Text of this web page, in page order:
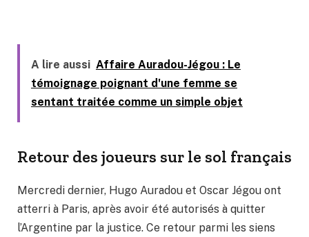
A lire aussi Affaire Auradou-Jégou : Le
témoignage poignant d'une femme se
sentant traitée comme un simple objet
Retour des joueurs sur le sol français
Mercredi dernier, Hugo Auradou et Oscar Jégou ont
atterri à Paris, après avoir été autorisés à quitter
l’Argentine par la justice. Ce retour parmi les siens